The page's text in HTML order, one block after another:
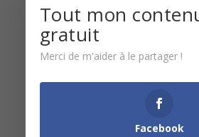
Tout mon
gratuit
Merci de m'aider à le partager !
Facebook